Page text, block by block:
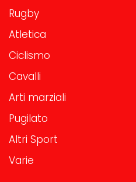
Rugby
Atletica
Ciclismo
Cavalli
Arti marziali
Pugilato
Altri Sport
Varie